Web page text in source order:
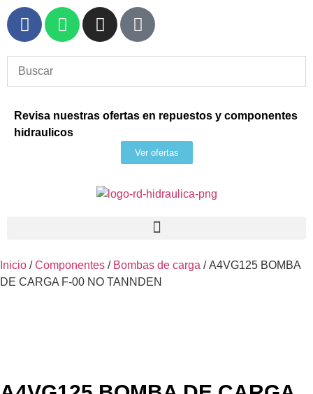
Revisa nuestras ofertas en repuestos y componentes
hidraulicos
Ver ofertas
Inicio /Componentes / Bombas de carga / A4VG125 BOMBA
DE CARGA F-00 NO TANNDEN